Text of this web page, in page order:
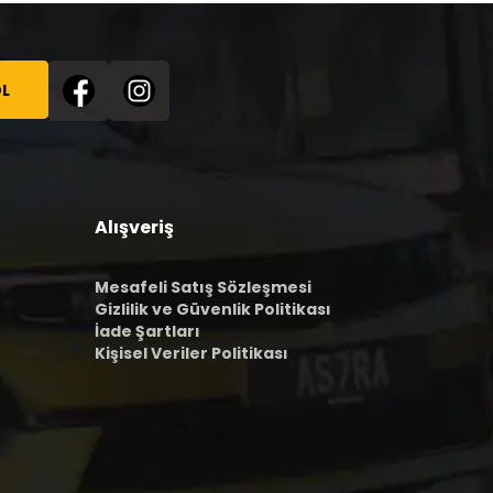
Alışveriş
Mesafeli Satış Sözleşmesi
Gizlilik ve Güvenlik Politikası
İade Şartları
Kişisel Veriler Politikası